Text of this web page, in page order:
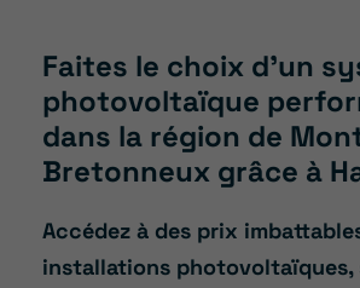
Faites le choix d’un
photovoltaïque
dans la région de
Bretonneux grâce à
Accédez à des prix
installations photovoltaïques,